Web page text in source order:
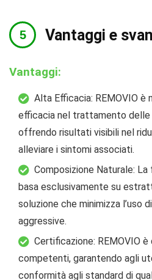
Vantaggi e
Vantaggi:
Alta Efficacia: REMOVIO è
efficacia nel trattamento delle
offrendo risultati visibili nel
alleviare i sintomi associati.
Composizione Naturale:
basa esclusivamente su
soluzione che minimizza l’uso
aggressive.
Certificazione: REMOVIO
competenti, garantendo agli
conformità agli standard di